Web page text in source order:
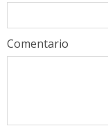
Comentario